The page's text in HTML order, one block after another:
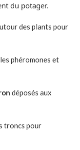
du potager.
des plants pour
phéromones et
déposés aux
troncs pour